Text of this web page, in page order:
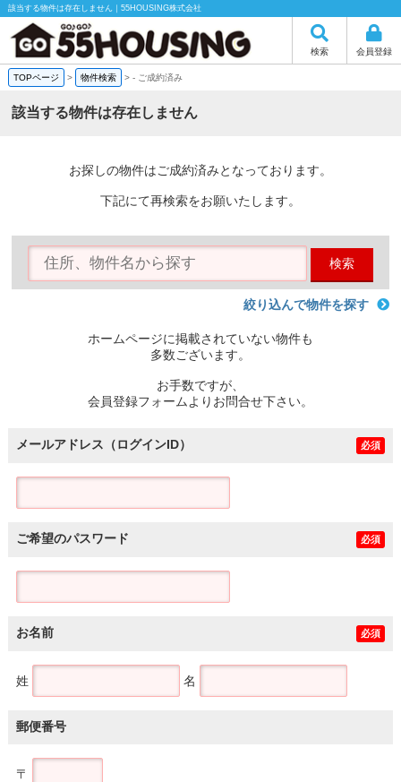
該当する物件は存在しません｜55HOUSING株式会社
検索 会員登録
TOPページ > 物件検索 >- ご成約済み
該当する物件は存在しません
お探しの物件はご成約済みとなっております。
下記にて再検索をお願いたします。
検索
絞り込んで物件を探す
ホームページに掲載されていない物件も
多数ございます。
お手数ですが、
会員登録フォームよりお問合せ下さい。
メールアドレス（ログインID） 必須
ご希望のパスワード 必須
お名前 必須
姓 名
郵便番号
〒